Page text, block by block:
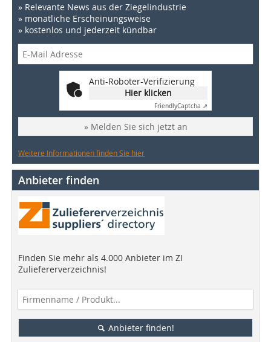
» Relevante News aus der Ziegelindustrie
» monatliche Erscheinungsweise
» kostenlos und jederzeit kündbar
Anti-Roboter-Verifizierung
Hier klicken
FriendlyCaptcha ⇗
» Melden Sie sich jetzt an
Weitere Informationen finden Sie hier
Anbieter finden
Finden Sie mehr als 4.000 Anbieter im ZI
Zuliefererverzeichnis!
Anbieter finden!